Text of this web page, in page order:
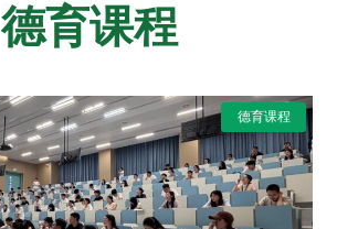
德育课程
德育课程